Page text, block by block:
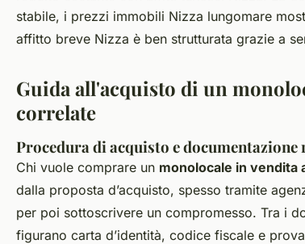
stabile, i prezzi immobili Nizza lungomare
affitto breve Nizza è ben strutturata grazie a
Guida all'acquisto di un
correlate
Procedura di acquisto e documentazione
Chi vuole comprare un monolocale in vendita
dalla proposta d’acquisto, spesso tramite
per poi sottoscrivere un compromesso. Tra i
figurano carta d’identità, codice fiscale e